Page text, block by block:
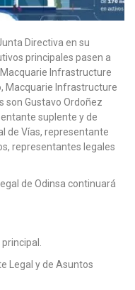
Directiva en su
principales pasen a
Infrastructure
Macquarie Infrastructure
son Gustavo Ordoñez
suplente y de
de Vías, representante
representantes legales
de Odinsa continuará
Legal y de Asuntos